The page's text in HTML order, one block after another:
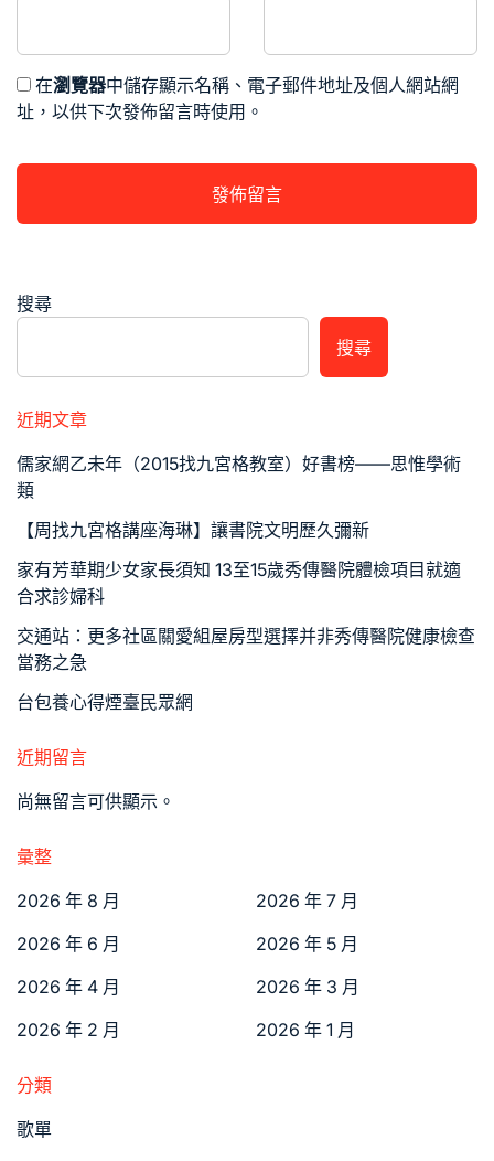
在瀏覽器中儲存顯示名稱、電子郵件地址及個人網站網
址，以供下次發佈留言時使用。
搜尋
搜尋
近期文章
儒家網乙未年（2015找九宮格教室）好書榜——思惟學術
類
【周找九宮格講座海琳】讓書院文明歷久彌新
家有芳華期少女家長須知 13至15歲秀傳醫院體檢項目就適
合求診婦科
交通站：更多社區關愛組屋房型選擇并非秀傳醫院健康檢查
當務之急
台包養心得煙臺民眾網
近期留言
尚無留言可供顯示。
彙整
2026 年 8 月
2026 年 7 月
2026 年 6 月
2026 年 5 月
2026 年 4 月
2026 年 3 月
2026 年 2 月
2026 年 1 月
分類
歌單